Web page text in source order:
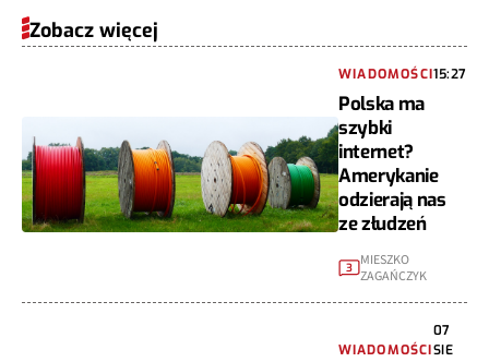
Zobacz więcej
WIADOMOŚCI15:27
Polska ma
szybki
internet?
Amerykanie
odzierają nas
ze złudzeń
3
MIESZKO
ZAGAŃCZYK
WIADOMOŚCI
07
SIE